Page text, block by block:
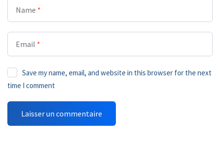
Name *
Email *
Save my name, email, and website in this browser for the next
time I comment